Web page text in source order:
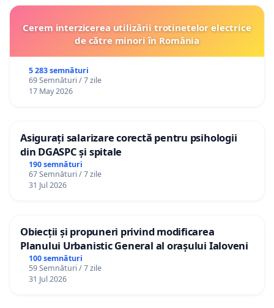
Cerem interzicerea utilizării trotinetelor electrice
de către minori în România
5 283 semnături
69 Semnături / 7 zile
17 May 2026
Asigurați salarizare corectă pentru psihologii
din DGASPC și spitale
190 semnături
67 Semnături / 7 zile
31 Jul 2026
Obiecții și propuneri privind modificarea
Planului Urbanistic General al orașului Ialoveni
100 semnături
59 Semnături / 7 zile
31 Jul 2026